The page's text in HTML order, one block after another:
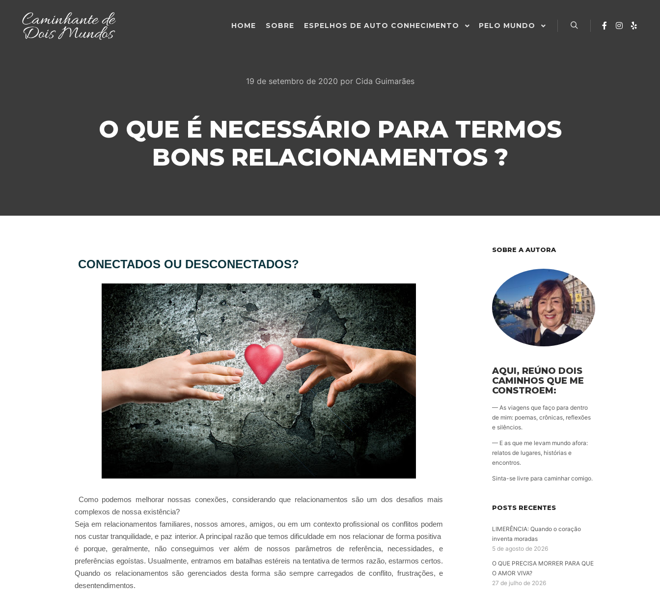
HOME SOBRE ESPELHOS DE AUTO CONHECIMENTO PELO MUNDO
19 de setembro de 2020 por Cida Guimarães
O QUE É NECESSÁRIO PARA TERMOS
BONS RELACIONAMENTOS ?
CONECTADOS OU DESCONECTADOS?
Como podemos melhorar nossas conexões, considerando que relacionamentos são um dos desafios mais
complexos de nossa existência?
Seja em relacionamentos familiares, nossos amores, amigos, ou em um contexto profissional os conflitos podem
nos custar tranquilidade, e paz interior. A principal razão que temos dificuldade em nos relacionar de forma positiva
é porque, geralmente, não conseguimos ver além de nossos parâmetros de referência, necessidades, e
preferências egoístas. Usualmente, entramos em batalhas estéreis na tentativa de termos razão, estarmos certos.
Quando os relacionamentos são gerenciados desta forma são sempre carregados de conflito, frustrações, e
desentendimentos.
SOBRE A AUTORA
AQUI, REÚNO DOIS
CAMINHOS QUE ME
CONSTROEM:
— As viagens que faço para dentro
de mim: poemas, crônicas, reflexões
e silêncios.
— E as que me levam mundo afora:
relatos de lugares, histórias e
encontros.
Sinta-se livre para caminhar comigo.
POSTS RECENTES
LIMERÊNCIA: Quando o coração
inventa moradas
5 de agosto de 2026
O QUE PRECISA MORRER PARA QUE
O AMOR VIVA?
27 de julho de 2026